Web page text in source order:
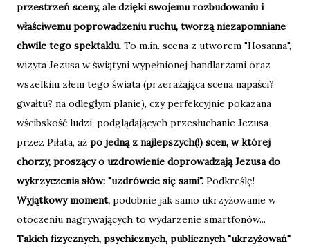
przestrzeń sceny, ale dzięki swojemu rozbudowaniu i
właściwemu poprowadzeniu ruchu, tworzą niezapomniane
chwile tego spektaklu. To m.in. scena z utworem "Hosanna",
wizyta Jezusa w świątyni wypełnionej handlarzami oraz
wszelkim złem tego świata (przerażająca scena napaści?
gwałtu? na odległym planie), czy perfekcyjnie pokazana
wścibskość ludzi, podglądających przesłuchanie Jezusa
przez Piłata, aż po jedną z najlepszych(!) scen, w której
chorzy, proszący o uzdrowienie doprowadzają Jezusa do
wykrzyczenia słów: "uzdrówcie się sami". Podkreślę!
Wyjątkowy moment, podobnie jak samo ukrzyżowanie w
otoczeniu nagrywających to wydarzenie smartfonów...
Takich fizycznych, psychicznych, publicznych "ukrzyżowań"